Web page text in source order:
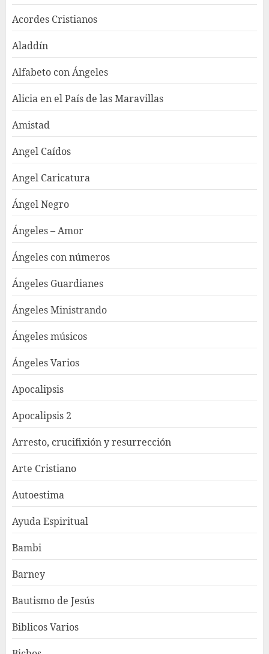
Acordes Cristianos
Aladdín
Alfabeto con Ángeles
Alicia en el País de las Maravillas
Amistad
Angel Caídos
Angel Caricatura
Ángel Negro
Ángeles – Amor
Ángeles con números
Ángeles Guardianes
Ángeles Ministrando
Ángeles músicos
Ángeles Varios
Apocalipsis
Apocalipsis 2
Arresto, crucifixión y resurrección
Arte Cristiano
Autoestima
Ayuda Espiritual
Bambi
Barney
Bautismo de Jesús
Biblicos Varios